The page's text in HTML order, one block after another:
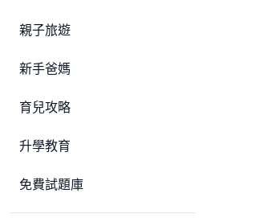
親子旅遊
新手爸媽
育兒攻略
升學教育
免費試題庫